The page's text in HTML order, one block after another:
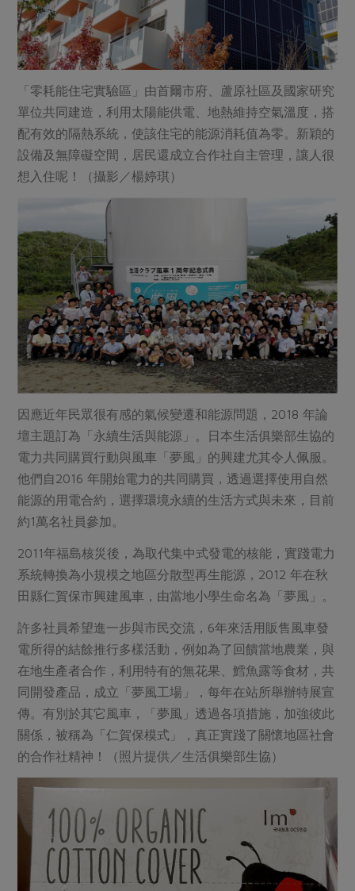
「零耗能住宅實驗區」由首爾市府、蘆原社區及國家研究
單位共同建造，利用太陽能供電、地熱維持空氣溫度，搭
配有效的隔熱系統，使該住宅的能源消耗值為零。新穎的
設備及無障礙空間，居民還成立合作社自主管理，讓人很
想入住呢！（攝影／楊婷琪）
因應近年民眾很有感的氣候變遷和能源問題，2018 年論
壇主題訂為「永續生活與能源」。日本生活俱樂部生協的
電力共同購買行動與風車「夢風」的興建尤其令人佩服。
他們自2016 年開始電力的共同購買，透過選擇使用自然
能源的用電合約，選擇環境永續的生活方式與未來，目前
約1萬名社員參加。
2011年福島核災後，為取代集中式發電的核能，實踐電力
系統轉換為小規模之地區分散型再生能源，2012 年在秋
田縣仁賀保市興建風車，由當地小學生命名為「夢風」。
許多社員希望進一步與市民交流，6年來活用販售風車發
電所得的結餘推行多樣活動，例如為了回饋當地農業，與
在地生產者合作，利用特有的無花果、鱈魚露等食材，共
同開發產品，成立「夢風工場」，每年在站所舉辦特展宣
傳。有別於其它風車，「夢風」透過各項措施，加強彼此
關係，被稱為「仁賀保模式」，真正實踐了關懷地區社會
的合作社精神！（照片提供／生活俱樂部生協）